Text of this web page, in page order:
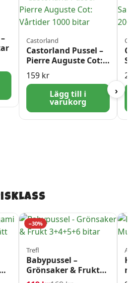
Castorland
Castorland Pussel –
Pierre Auguste Cot:
Vårtider 1000 bitar
159 kr
Lägg till i
varukorg
›
−30%
Trefl
Babypussel –
Grönsaker & Frukt
3+4+5+6 bitar